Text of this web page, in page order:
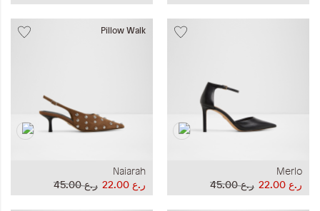
Merlo
ر.ع 45.00
ر.ع 22.00
Pillow Walk
Naiarah
ر.ع 45.00
ر.ع 22.00